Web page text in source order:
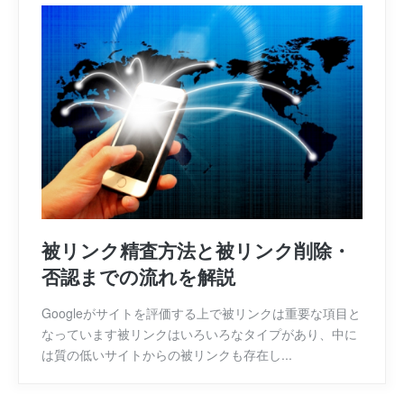
被リンク精査方法と被リンク削除・
否認までの流れを解説
Googleがサイトを評価する上で被リンクは重要な項目と
なっています被リンクはいろいろなタイプがあり、中に
は質の低いサイトからの被リンクも存在し...